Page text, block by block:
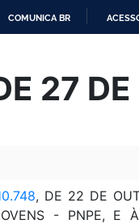
O
CONTEÚDO
COMUNICA BR
27
, DE 22 DE
- PNPE, E